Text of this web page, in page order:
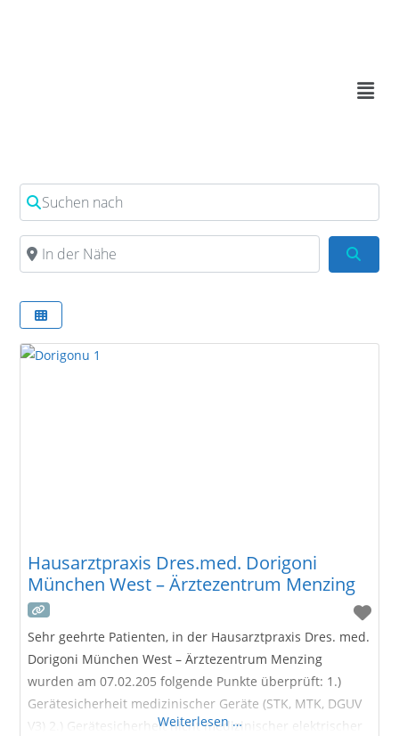
Suchen nach
In der Nähe
Hausarztpraxis Dres.med. Dorigoni
München West – Ärztezentrum Menzing
Sehr geehrte Patienten, in der Hausarztpraxis Dres. med.
Dorigoni München West – Ärztezentrum Menzing
wurden am 07.02.205 folgende Punkte überprüft: 1.)
Gerätesicherheit medizinischer Geräte (STK, MTK, DGUV
V3) 2.) Gerätesicherheit nicht medizinischer elektrischer
Weiterlesen …